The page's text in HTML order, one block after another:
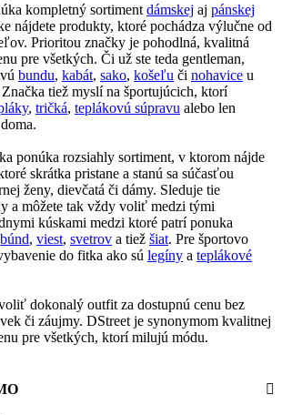
kompletný sortiment dámskej aj pánskej
nájdete produkty, ktoré pochádza výlučne od
Prioritou značky je pohodlná, kvalitná
pre všetkých. Či už ste teda gentleman,
bundu, kabát, sako, košeľu či nohavice u
tiež myslí na športujúcich, ktorí
, tričká, teplákovú súpravu alebo len
ponúka rozsiahly sortiment, v ktorom nájde
skrátka pristane a stanú sa súčasťou
ženy, dievčatá či dámy. Sleduje tie
a môžete tak vždy voliť medzi tými
kúskami medzi ktoré patrí ponuka
búnd, viest, svetrov a tiež šiat. Pre športovo
do fitka ako sú legíny a teplákové
dokonalý outfit za dostupnú cenu bez
či záujmy. DStreet je synonymom kvalitnej
pre všetkých, ktorí milujú módu.